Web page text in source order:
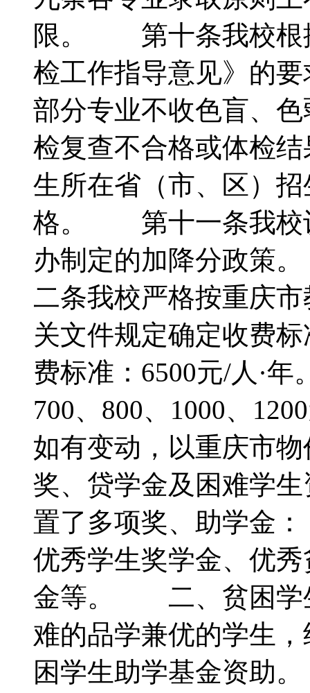
限。 第十条我校根
检工作指导意见》的
部分专业不收色盲、
检复查不合格或体检
生所在省（市、区）
格。 第十一条我校
办制定的加降分政
二条我校严格按重庆
关文件规定确定收费
费标准：6500元/人·
700、800、1000、
如有变动，以重庆市
奖、贷学金及困难学
置了多项奖、助学
优秀学生奖学金、优
金等。 二、贫困学
难的品学兼优的学生
困学生助学基金资助